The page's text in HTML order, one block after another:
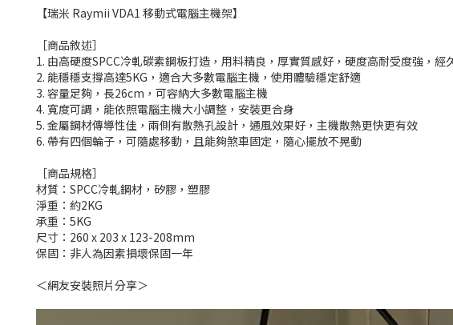
【瑞米 Raymii VDA1 移動式電腦主機架】
［商品敘述］
1. 由高硬度SPCC冷軋碳素鋼板打造，用料精良，厚實質感好，硬度高耐受度強，經
2. 能穩穩支撐高達5KG，適合大多數電腦主機，使用體驗穩定舒適
3. 容量足夠，長26cm，可容納大多數電腦主機
4. 寬度可調，能依照電腦主機大小調整，安裝更合身
5. 金屬鋼材傳導性佳，兩側有散熱孔設計，通風效果好，主機散熱更快更有效
6. 帶有四個輪子，可隨處移動，且能夠煞車固定，隨心擺放不晃動
［商品規格］
材質：SPCC冷軋鋼材，矽膠，塑膠
淨重：約2KG
承重：5KG
尺寸：260 x 203 x 123-208mm
保固：非人為因素損壞保固一年
＜網友安裝照片分享＞